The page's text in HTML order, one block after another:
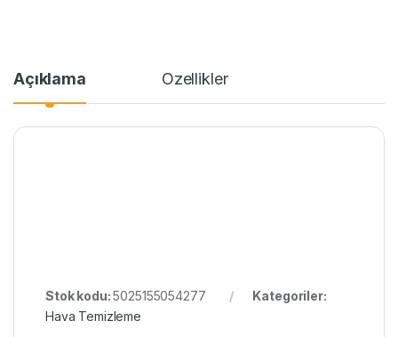
Açıklama Özellikler
Stok kodu:5025155054277
Kategoriler:
Hava Temizleme